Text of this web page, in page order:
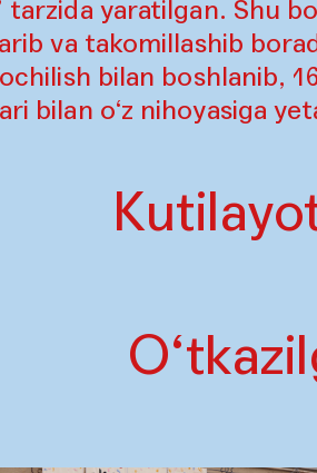
tarzida yaratilgan. Shu
va takomillashib
bilan boshlanib,
bilan o‘z nihoyasiga